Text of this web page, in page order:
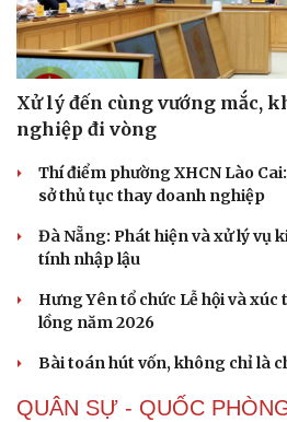
Xử lý đến cùng vướng mắc,
nghiệp đi vòng
Thí điểm phường XHCN Lào
sở thủ tục thay doanh nghiệp
Đà Nẵng: Phát hiện và xử lý vụ
tính nhập lậu
Hưng Yên tổ chức Lễ hội và
lồng năm 2026
Bài toán hút vốn, không chỉ là
QUÂN SỰ - QUỐC